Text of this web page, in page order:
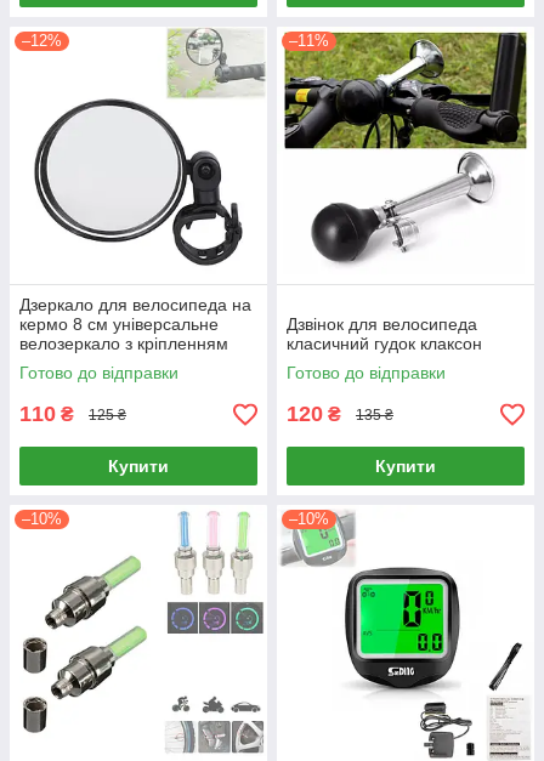
–12%
Дзеркало для велосипеда на
кермо 8 см універсальне
велозеркало з кріпленням
Готово до відправки
110 ₴ 125 ₴
Купити
–11%
Дзвінок для велосипеда
класичний гудок клаксон
Готово до відправки
120 ₴ 135 ₴
Купити
–10% –10%